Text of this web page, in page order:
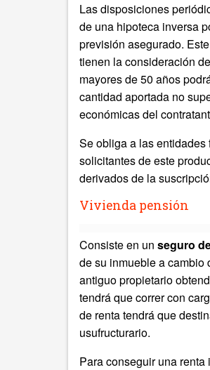
Las disposiciones
de una hipoteca inversa
previsión asegurado.
tienen la consideración
mayores de 50 años
cantidad aportada no
económicas del
Se obliga a las
solicitantes de este
derivados de la
Vivienda pensión
Consiste en un seguro
de su inmueble a cambio
antiguo propietario
tendrá que correr con
de renta tendrá que
usufructurario.
Para conseguir una